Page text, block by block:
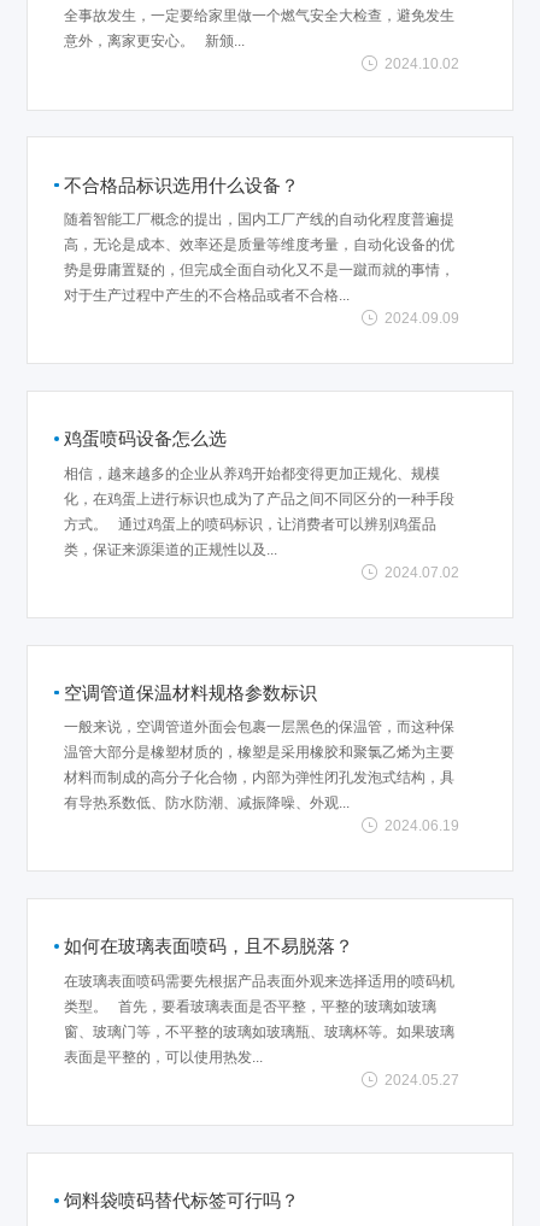
全事故发生，一定要给家里做一个燃气安全大检查，避免发生
意外，离家更安心。 新颁...
2024.10.02
不合格品标识选用什么设备？
随着智能工厂概念的提出，国内工厂产线的自动化程度普遍提
高，无论是成本、效率还是质量等维度考量，自动化设备的优
势是毋庸置疑的，但完成全面自动化又不是一蹴而就的事情，
对于生产过程中产生的不合格品或者不合格...
2024.09.09
鸡蛋喷码设备怎么选
相信，越来越多的企业从养鸡开始都变得更加正规化、规模
化，在鸡蛋上进行标识也成为了产品之间不同区分的一种手段
方式。 通过鸡蛋上的喷码标识，让消费者可以辨别鸡蛋品
类，保证来源渠道的正规性以及...
2024.07.02
空调管道保温材料规格参数标识
一般来说，空调管道外面会包裹一层黑色的保温管，而这种保
温管大部分是橡塑材质的，橡塑是采用橡胶和聚氯乙烯为主要
材料而制成的高分子化合物，内部为弹性闭孔发泡式结构，具
有导热系数低、防水防潮、减振降噪、外观...
2024.06.19
如何在玻璃表面喷码，且不易脱落？
在玻璃表面喷码需要先根据产品表面外观来选择适用的喷码机
类型。 首先，要看玻璃表面是否平整，平整的玻璃如玻璃
窗、玻璃门等，不平整的玻璃如玻璃瓶、玻璃杯等。如果玻璃
表面是平整的，可以使用热发...
2024.05.27
饲料袋喷码替代标签可行吗？